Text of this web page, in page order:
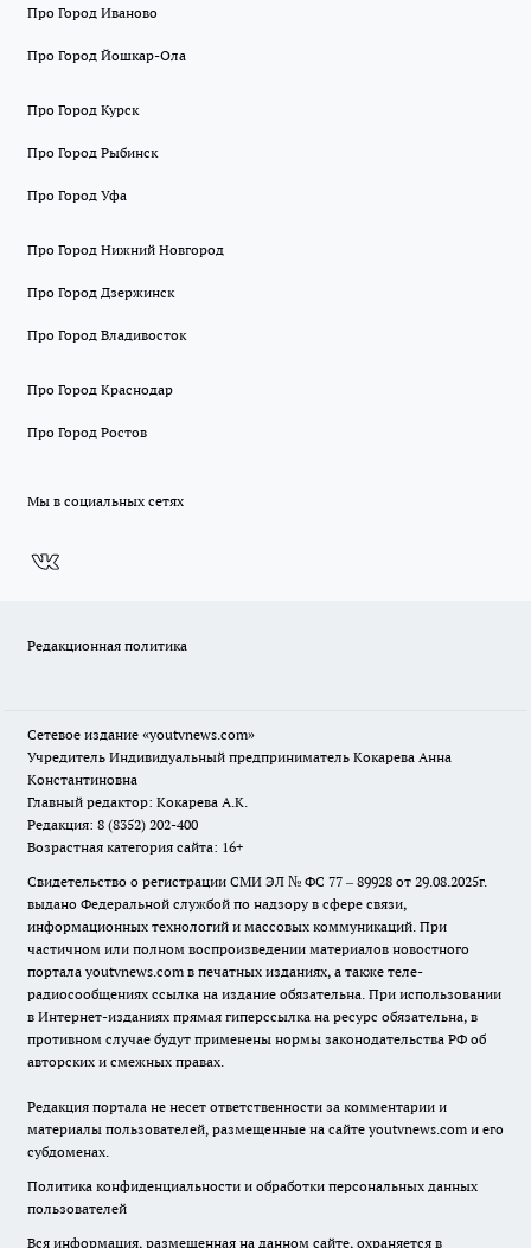
Про Город Иваново
Про Город Йошкар-Ола
Про Город Курск
Про Город Рыбинск
Про Город Уфа
Про Город Нижний Новгород
Про Город Дзержинск
Про Город Владивосток
Про Город Краснодар
Про Город Ростов
Мы в социальных сетях
Редакционная политика
Сетевое издание «youtvnews.com»
Учредитель Индивидуальный предприниматель Кокарева Анна
Константиновна
Главный редактор: Кокарева А.К.
Редакция: 8 (8352) 202-400
Возрастная категория сайта: 16+
Свидетельство о регистрации СМИ ЭЛ № ФС 77 – 89928 от 29.08.2025г.
выдано Федеральной службой по надзору в сфере связи,
информационных технологий и массовых коммуникаций. При
частичном или полном воспроизведении материалов новостного
портала youtvnews.com в печатных изданиях, а также теле-
радиосообщениях ссылка на издание обязательна. При использовании
в Интернет-изданиях прямая гиперссылка на ресурс обязательна, в
противном случае будут применены нормы законодательства РФ об
авторских и смежных правах.
Редакция портала не несет ответственности за комментарии и
материалы пользователей, размещенные на сайте youtvnews.com и его
субдоменах.
Политика конфиденциальности и обработки персональных данных
пользователей
Вся информация, размещенная на данном сайте, охраняется в